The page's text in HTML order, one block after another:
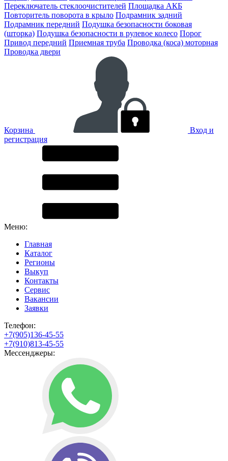
Переключатель стеклоочистителей Площадка АКБ
Повторитель поворота в крыло Подрамник задний
Подрамник передний Подушка безопасности боковая
(шторка) Подушка безопасности в рулевое колесо Порог
Привод передний Приемная труба Проводка (коса) моторная
Проводка двери
Корзина
Вход и
регистрация
Меню:
Главная
Каталог
Регионы
Выкуп
Контакты
Сервис
Вакансии
Заявки
Телефон:
+7(905)136-45-55
+7(910)813-45-55
Мессенджеры: